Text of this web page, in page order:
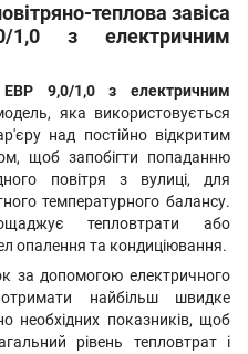
теплова завіса
з електричним
9,0/1,0 з електричним
яка використовується
над постійно відкритим
щоб запобігти попаданню
повітря з вулиці, для
температурного балансу.
тепловтрати або
опалення та кондиціювання.
за допомогою електричного
найбільш швидке
необхідних показників, щоб
рівень тепловтрат і